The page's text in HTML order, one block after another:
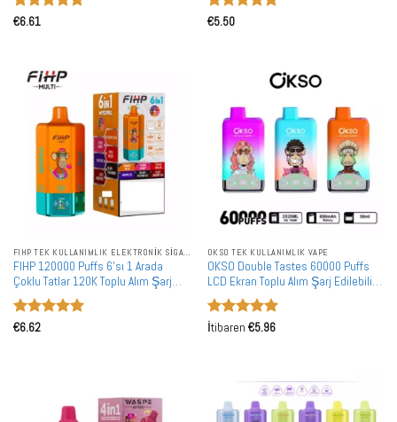
5 üzerinden
€6.61
5 üzerinden
€5.50
FIHP TEK KULLANIMLIK ELEKTRONIK SIGARALAR
FIHP 120000 Puffs 6'sı 1 Arada
Çoklu Tatlar 120K Toplu Alım Şarj
Edilebilir Tek Kullanımlık Vape
Toptan Satış
5 üzerinden
€6.62
OKSO TEK KULLANIMLIK VAPE
OKSO Double Tastes 60000 Puffs
LCD Ekran Toplu Alım Şarj Edilebilir
Tek Kullanımlık Vape Toptan Satış
5 üzerinden
İtibaren €5.96